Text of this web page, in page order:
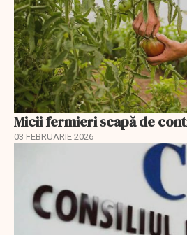
Micii fermieri scapă de
03 FEBRUARIE 2026